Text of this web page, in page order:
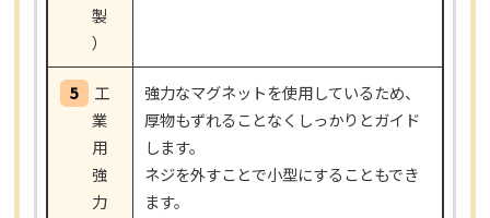
製
）
5
工
業
用
強
力
強力なマグネットを使用しているため、
厚物もずれることなくしっかりとガイド
します。
ネジを外すことで小型にすることもでき
ます。